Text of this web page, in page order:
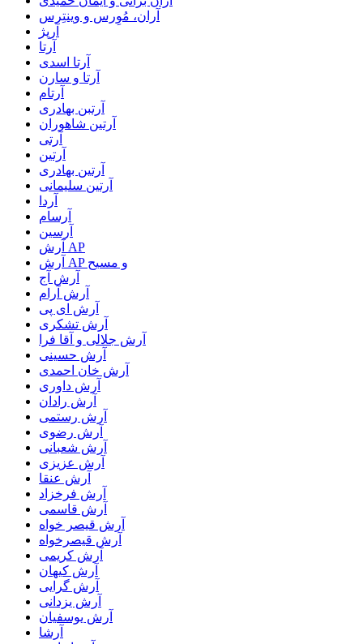
آران، مُوِرس و وینتِرس
آرپژ
آرتا
آرتا اسدی
آرتا و سارن
آرتام
آرتبن بهادری
آرتين شاهوران
آرتی
آرتین
آرتین بهادری
آرتین سلیمانی
آردا
آرسام
آرسین
آرش AP
آرش AP و مسیح
آرش آج
آرش آرام
آرش ای پی
آرش تشکری
آرش جلالی و آقا فرا
آرش حسینی
آرش خان احمدی
آرش داوری
آرش رادان
آرش رستمى
آرش رضوی
آرش شعبانی
آرش عزیزی
آرش عنقا
آرش فرخزاد
آرش قاسمی
آرش قیصر خواه
آرش قیصرخواه
آرش کریمی
آرش کیهان
آرش گرایی
آرش یزدانی
آرش یوسفیان
آرشا